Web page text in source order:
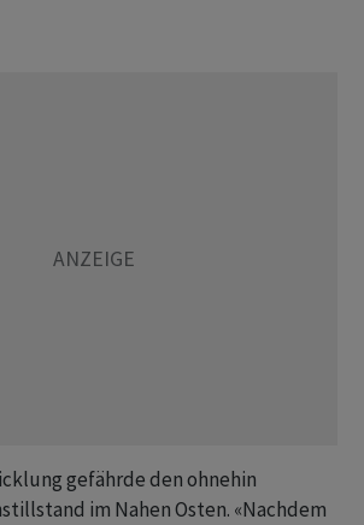
gefährde den ohnehin
im Nahen Osten. «Nachdem